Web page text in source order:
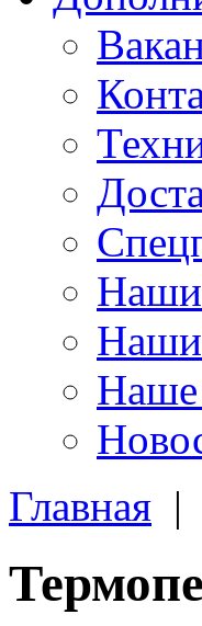
Наши
Наши
Наше
Главная |